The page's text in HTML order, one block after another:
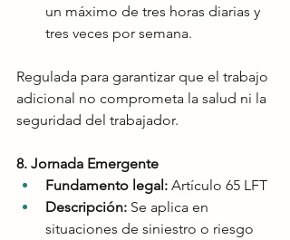
un máximo de tres horas diarias y
tres veces por semana.
Regulada para garantizar que el trabajo
adicional no comprometa la salud ni la
seguridad del trabajador.
8. Jornada Emergente
Fundamento legal: Artículo 65 LFT
Descripción: Se aplica en
situaciones de siniestro o riesgo